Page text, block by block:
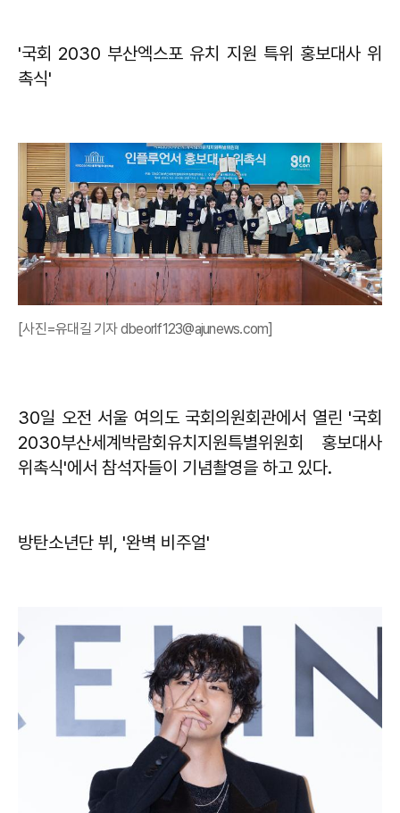
​'국회 2030 부산엑스포 유치 지원 특위 홍보대사 위
촉식'​
[사진=유대길 기자 dbeorlf123@ajunews.com]
30일 오전 서울 여의도 국회의원회관에서 열린 '국회
2030부산세계박람회유치지원특별위원회 홍보대사
위촉식'에서 참석자들이 기념촬영을 하고 있다.
방탄소년단 뷔, '완벽 비주얼'